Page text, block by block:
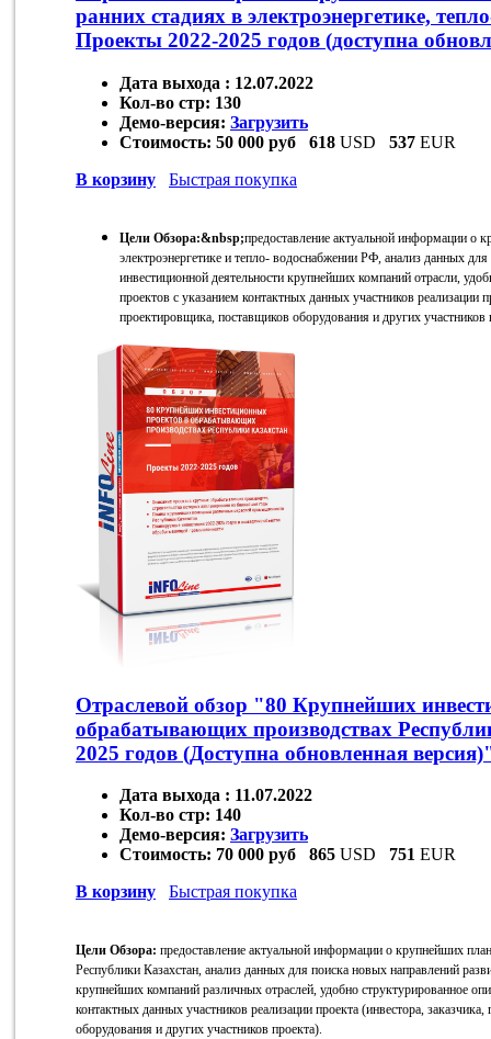
ранних стадиях в электроэнергетике,
Проекты 2022-2025 годов (доступна
Дата выхода : 12.07.2022
Кол-во стр: 130
Демо-версия: Загрузить
Стоимость: 50 000 руб 618 USD 537 EUR
В корзину
Быстрая покупка
Цели Обзора:&nbsp;предоставление актуальной информации о
электроэнергетике и тепло- водоснабжении РФ, анализ данных
инвестиционной деятельности крупнейших компаний отрасли,
проектов с указанием контактных данных участников реализации
проектировщика, поставщиков оборудования и других участников
Отраслевой обзор "80 Крупнейших
обрабатывающих производствах
2025 годов (Доступна обновленная
Дата выхода : 11.07.2022
Кол-во стр: 140
Демо-версия: Загрузить
Стоимость: 70 000 руб 865 USD 751 EUR
В корзину
Быстрая покупка
Цели Обзора: предоставление актуальной информации о крупнейших
Республики Казахстан, анализ данных для поиска новых направлений
крупнейших компаний различных отраслей, удобно структурированное
контактных данных участников реализации проекта (инвестора,
оборудования и других участников проекта).